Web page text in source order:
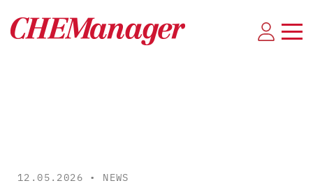
12.05.2026 • NEWS